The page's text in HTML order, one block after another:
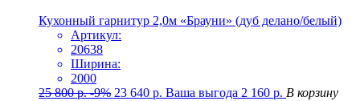
Кухонный гарнитур 2,0м «Брауни» (дуб делано/белый)
Артикул:
20638
Ширина:
2000
25 800р. -9% 23 640 р. Ваша выгода 2 160 р. В корзину